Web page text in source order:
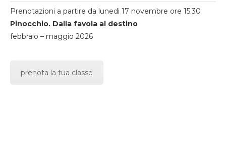
Prenotazioni a partire da lunedi 17 novembre ore 15.30
Pinocchio. Dalla favola al destino
febbraio – maggio 2026
prenota la tua classe